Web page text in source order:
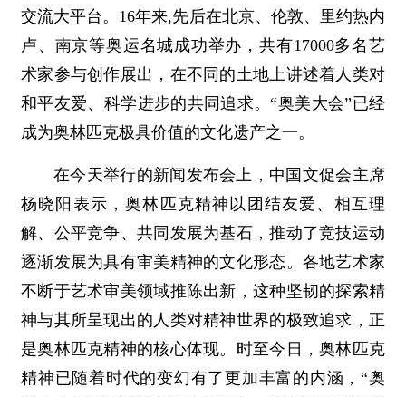
交流大平台。16年来,先后在北京、伦敦、里约热内
卢、南京等奥运名城成功举办，共有17000多名艺
术家参与创作展出，在不同的土地上讲述着人类对
和平友爱、科学进步的共同追求。“奥美大会”已经
成为奥林匹克极具价值的文化遗产之一。
在今天举行的新闻发布会上，中国文促会主席
杨晓阳表示，奥林匹克精神以团结友爱、相互理
解、公平竞争、共同发展为基石，推动了竞技运动
逐渐发展为具有审美精神的文化形态。各地艺术家
不断于艺术审美领域推陈出新，这种坚韧的探索精
神与其所呈现出的人类对精神世界的极致追求，正
是奥林匹克精神的核心体现。时至今日，奥林匹克
精神已随着时代的变幻有了更加丰富的内涵，“奥